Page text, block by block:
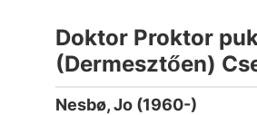
Doktor Proktor
(Dermesztően)
(hangoskönyv)
Nesbø, Jo (1960-)